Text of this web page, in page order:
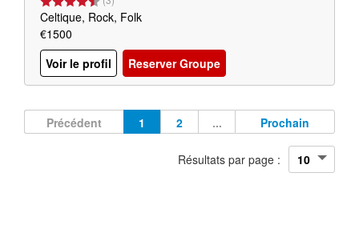
Celtique, Rock, Folk
€1500
Voir le profil
Reserver Groupe
Précédent 1 2 ... Prochain
Résultats par page :